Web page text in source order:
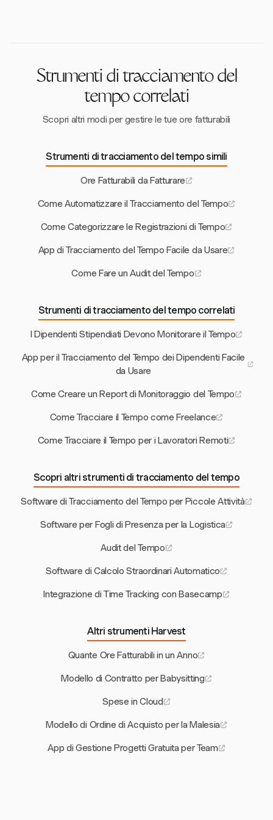
dei clienti e il flusso di cassa.
Strumenti di tracciamento del
tempo correlati
Scopri altri modi per gestire le tue ore fatturabili
Strumenti di tracciamento del tempo simili
Ore Fatturabili da Fatturare
Come Automatizzare il Tracciamento del Tempo
Come Categorizzare le Registrazioni di Tempo
App di Tracciamento del Tempo Facile da Usare
Come Fare un Audit del Tempo
Strumenti di tracciamento del tempo correlati
I Dipendenti Stipendiati Devono Monitorare il Tempo
App per il Tracciamento del Tempo dei Dipendenti Facile
da Usare
Come Creare un Report di Monitoraggio del Tempo
Come Tracciare il Tempo come Freelance
Come Tracciare il Tempo per i Lavoratori Remoti
Scopri altri strumenti di tracciamento del tempo
Software di Tracciamento del Tempo per Piccole Attività
Software per Fogli di Presenza per la Logistica
Audit del Tempo
Software di Calcolo Straordinari Automatico
Integrazione di Time Tracking con Basecamp
Altri strumenti Harvest
Quante Ore Fatturabili in un Anno
Modello di Contratto per Babysitting
Spese in Cloud
Modello di Ordine di Acquisto per la Malesia
App di Gestione Progetti Gratuita per Team